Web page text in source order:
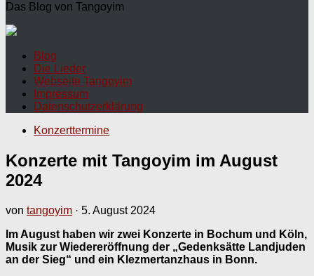
Das Blog von Tangoyim
Blog
Die Lieder
Webseite Tangoyim
Impressum
Datenschutzerklärung
Konzerttermine
Konzerte mit Tangoyim im August
2024
von tangoyim · 5. August 2024
Im August haben wir zwei Konzerte in Bochum und Köln,
Musik zur Wiedereröffnung der „Gedenksätte Landjuden
an der Sieg“ und ein Klezmertanzhaus in Bonn.